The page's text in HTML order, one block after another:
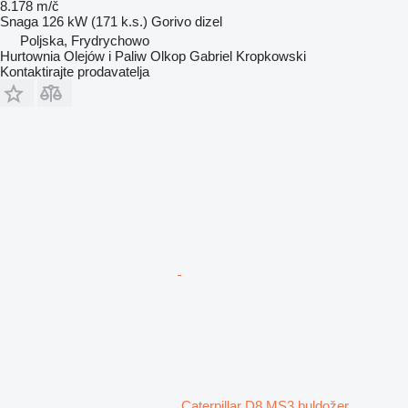
8.178 m/č
Snaga 126 kW (171 k.s.) Gorivo dizel
Poljska, Frydrychowo
Hurtownia Olejów i Paliw Olkop Gabriel Kropkowski
Kontaktirajte prodavatelja